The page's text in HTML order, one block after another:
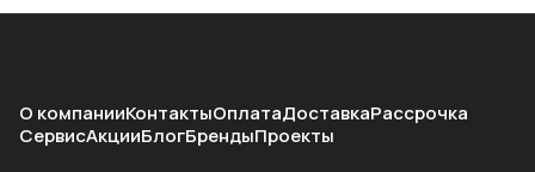
О компанииКонтактыОплатаДоставкаРассрочка
СервисАкцииБлогБрендыПроекты